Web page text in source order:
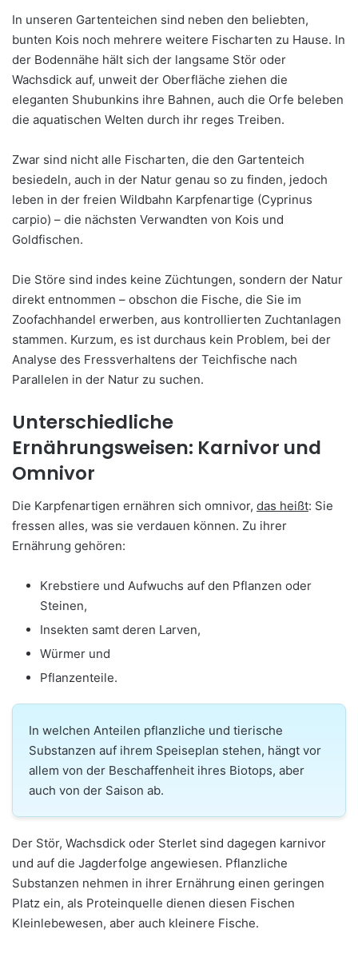
In unseren Gartenteichen sind neben den beliebten,
bunten Kois noch mehrere weitere Fischarten zu Hause. In
der Bodennähe hält sich der langsame Stör oder
Wachsdick auf, unweit der Oberfläche ziehen die
eleganten Shubunkins ihre Bahnen, auch die Orfe beleben
die aquatischen Welten durch ihr reges Treiben.
Zwar sind nicht alle Fischarten, die den Gartenteich
besiedeln, auch in der Natur genau so zu finden, jedoch
leben in der freien Wildbahn Karpfenartige (Cyprinus
carpio) – die nächsten Verwandten von Kois und
Goldfischen.
Die Störe sind indes keine Züchtungen, sondern der Natur
direkt entnommen – obschon die Fische, die Sie im
Zoofachhandel erwerben, aus kontrollierten Zuchtanlagen
stammen. Kurzum, es ist durchaus kein Problem, bei der
Analyse des Fressverhaltens der Teichfische nach
Parallelen in der Natur zu suchen.
Unterschiedliche
Ernährungsweisen: Karnivor und
Omnivor
Die Karpfenartigen ernähren sich omnivor, das heißt: Sie
fressen alles, was sie verdauen können. Zu ihrer
Ernährung gehören:
Krebstiere und Aufwuchs auf den Pflanzen oder
Steinen,
Insekten samt deren Larven,
Würmer und
Pflanzenteile.
In welchen Anteilen pflanzliche und tierische
Substanzen auf ihrem Speiseplan stehen, hängt vor
allem von der Beschaffenheit ihres Biotops, aber
auch von der Saison ab.
Der Stör, Wachsdick oder Sterlet sind dagegen karnivor
und auf die Jagderfolge angewiesen. Pflanzliche
Substanzen nehmen in ihrer Ernährung einen geringen
Platz ein, als Proteinquelle dienen diesen Fischen
Kleinlebewesen, aber auch kleinere Fische.